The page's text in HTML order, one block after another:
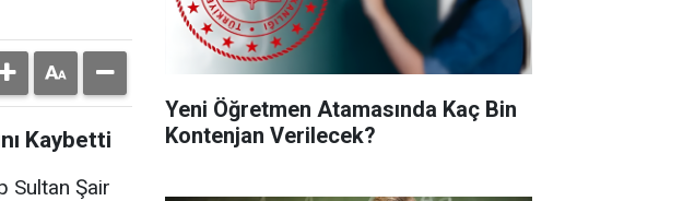
Kaybetti
Sultan Şair
Yeni Öğretmen Atamasında Kaç Bin
Kontenjan Verilecek?